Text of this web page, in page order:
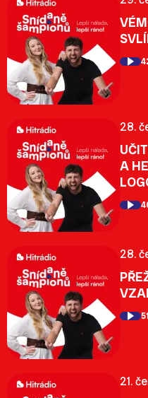
28.
A
28.
21.